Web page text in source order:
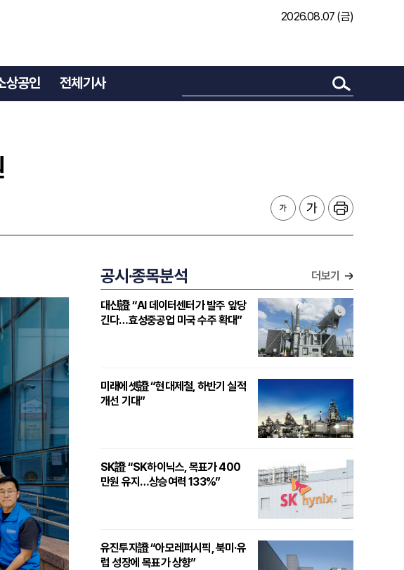
2026.08.07 (금)
상공인 전체기사
공시·종목분석 더보기
대신證 “AI 데이터센터가 발주 앞당
긴다…효성중공업 미국 수주 확대”
미래에셋證 “현대제철, 하반기 실적
개선 기대”
SK證 “SK하이닉스, 목표가 400
만원 유지…상승여력 133%”
유진투자證 “아모레퍼시픽, 북미·유
럽 성장에 목표가 상향”